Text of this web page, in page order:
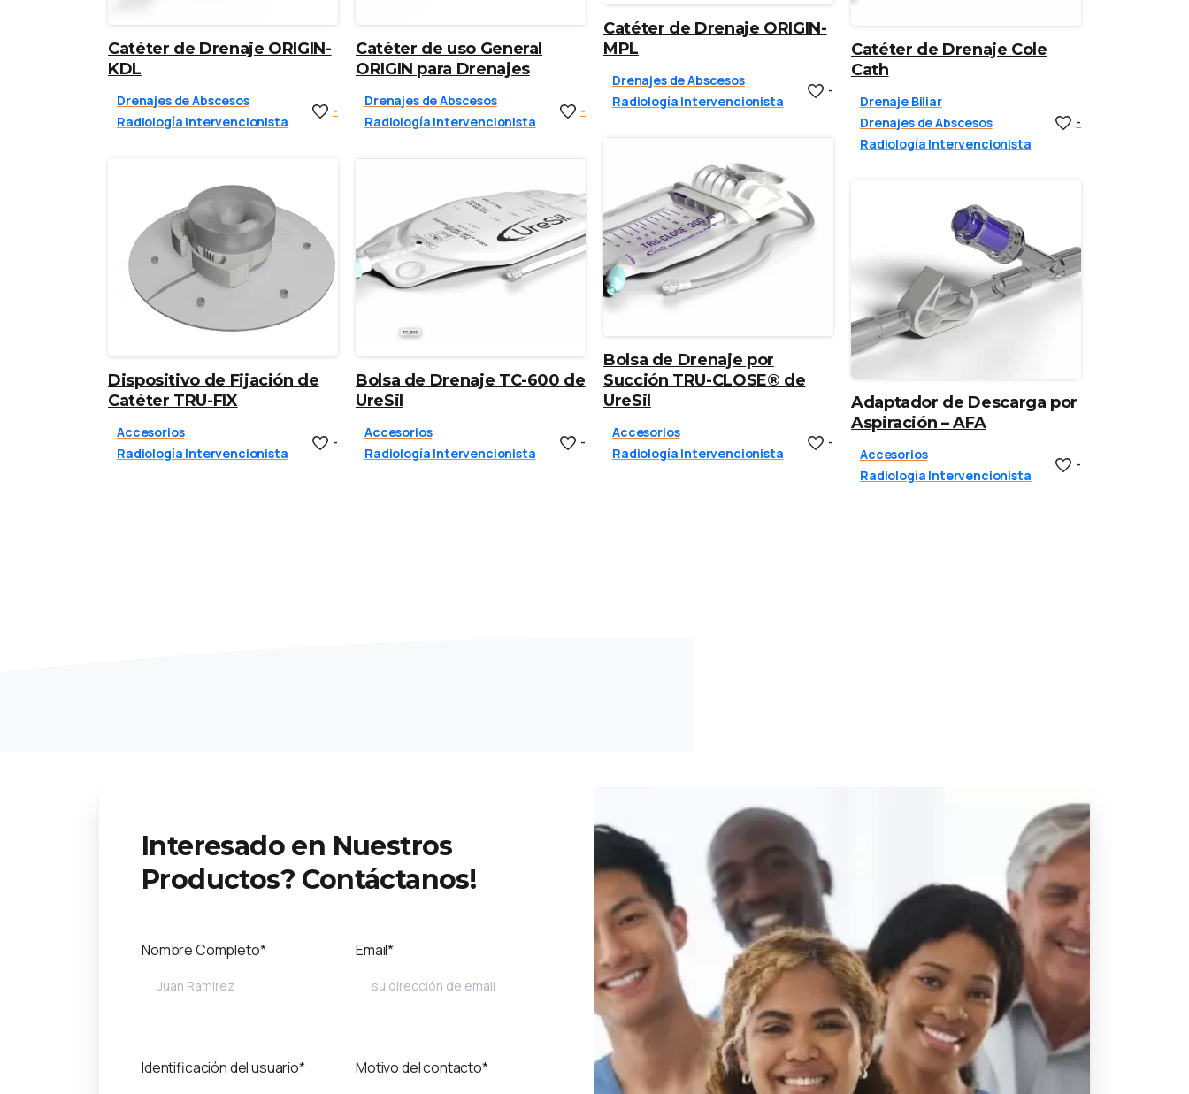
Catéter de Drenaje ORIGIN-
MPL
Drenajes de Abscesos
Radiología Intervencionista
-
Catéter de Drenaje ORIGIN-
KDL
Drenajes de Abscesos
Radiología Intervencionista
-
Catéter de uso General
ORIGIN para Drenajes
Drenajes de Abscesos
Radiología Intervencionista
-
Catéter de Drenaje Cole
Cath
Drenaje Biliar
Drenajes de Abscesos
Radiología Intervencionista
-
Bolsa de Drenaje por
Succión TRU-CLOSE® de
UreSil
Accesorios
Radiología Intervencionista
-
Dispositivo de Fijación de
Catéter TRU-FIX
Accesorios
Radiología Intervencionista
-
Bolsa de Drenaje TC-600 de
UreSil
Accesorios
Radiología Intervencionista
-
Adaptador de Descarga por
Aspiración – AFA
Accesorios
Radiología Intervencionista
-
Interesado en Nuestros
Productos? Contáctanos!
Nombre Completo* Email*
Identificación del usuario* Motivo del contacto*